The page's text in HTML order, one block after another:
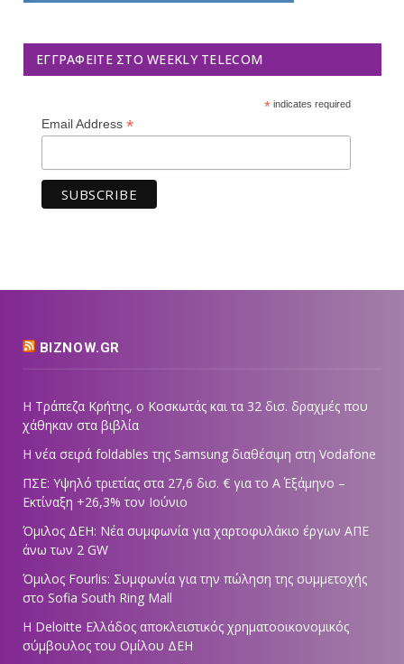
ΕΓΓΡΑΦΕΊΤΕ ΣΤΟ WEEKLY TELECOM
*indicates required
Email Address *
BIZNOW.GR
Η Τράπεζα Κρήτης, ο Κοσκωτάς και τα 32 δισ. δραχμές που
χάθηκαν στα βιβλία
Η νέα σειρά foldables της Samsung διαθέσιμη στη Vodafone
ΠΣΕ: Υψηλό τριετίας στα 27,6 δισ. € για το Α΄ Εξάμηνο –
Εκτίναξη +26,3% τον Ιούνιο
Όμιλος ΔΕΗ: Νέα συμφωνία για χαρτοφυλάκιο έργων ΑΠΕ
άνω των 2 GW
Όμιλος Fourlis: Συμφωνία για την πώληση της συμμετοχής
στο Sofia South Ring Mall
Η Deloitte Ελλάδος αποκλειστικός χρηματοοικονομικός
σύμβουλος του Ομίλου ΔΕΗ